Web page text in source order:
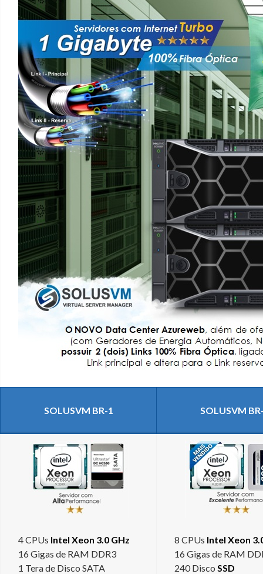
SOLUSVM BR-1 SOLUSVM
4 CPUs Intel Xeon 3.0 GHz
16 Gigas de RAM DDR3
1 Tera de Disco SATA
8 CPUs Intel Xeon
16 Gigas de RAM
240 Disco SSD